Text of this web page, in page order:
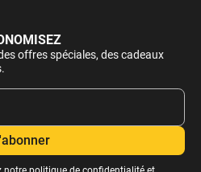
offres spéciales, des cadeaux